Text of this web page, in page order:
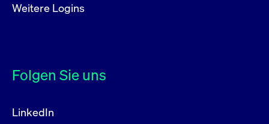
Weitere Logins
Folgen Sie uns
LinkedIn